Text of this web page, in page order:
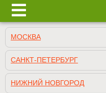
МОСКВА
САНКТ-ПЕТЕРБУРГ
НИЖНИЙ НОВГОРОД